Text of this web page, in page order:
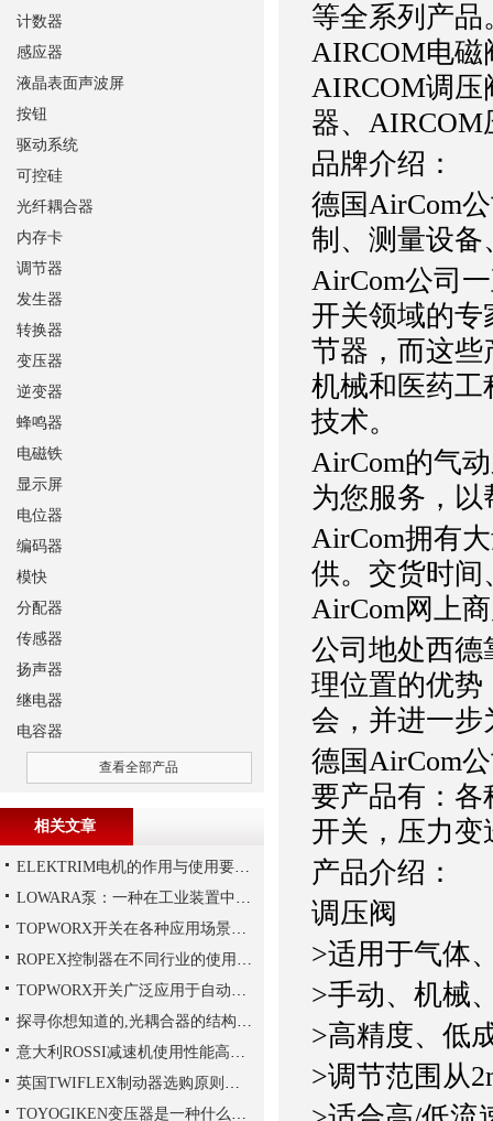
等全系列产品
AIRCOM电磁
AIRCOM调压
器、
品牌介绍：
德国AirCom
制、测量设备
AirCom公司
开关领域的
节器，而这
机械和医药工
技术。
AirCom的气
为您服务，
AirCom拥有
供。交货时间
AirCom网上
公司地处西德
理位置的优势
会，并进一步
德国AirCom
要产品有：各
开关，压力
产品介绍：
调压阀
>适用于气体
>手动、机械
>高精度、低
>调节范围从
计数器
感应器
液晶表面声波屏
按钮
驱动系统
可控硅
光纤耦合器
内存卡
调节器
发生器
转换器
变压器
逆变器
蜂鸣器
电磁铁
显示屏
电位器
编码器
模快
分配器
传感器
扬声器
继电器
电容器
查看全部产品
相关文章
ELEKTRIM电机的作用与使用要求讲解
LOWARA泵：一种在工业装置中广泛使用的泵
TOPWORX开关在各种应用场景中的功能
ROPEX控制器在不同行业的使用规范
TOPWORX开关广泛应用于自动化控制领域
探寻你想知道的,光耦合器的结构组成
意大利ROSSI减速机使用性能高、持久，运行平稳
英国TWIFLEX制动器选购原则详解
TOYOGIKEN变压器是一种什么设备